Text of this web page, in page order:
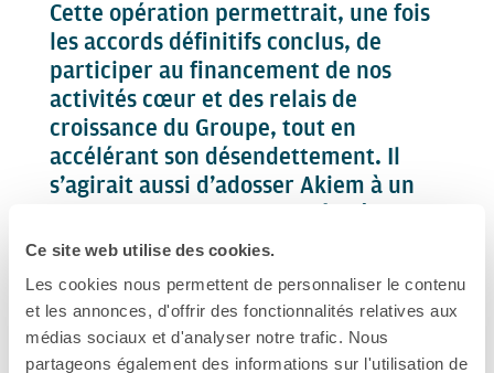
Ce site web utilise des cookies.
Les cookies nous permettent de personnaliser le contenu
et les annonces, d'offrir des fonctionnalités relatives aux
médias sociaux et d'analyser notre trafic. Nous
partageons également des informations sur l'utilisation de
Cette opération permettrait, une fois
les accords définitifs conclus, de
participer au financement de nos
activités cœur et des relais de
croissance du Groupe, tout en
accélérant son désendettement. Il
s’agirait aussi d’adosser Akiem à un
partenaire de long terme, à même
d’assurer la pérennité de l’activité de
cette société qui demeurerait un
partenaire commercial de SNCF. Nous
remercions les équipes d’Akiem pour
leur implication au cours de ces